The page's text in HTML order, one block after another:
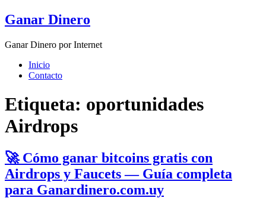
Skip
to
Ganar Dinero
Ganar Dinero por Internet
Inicio
Contacto
Etiqueta: oportunidades
Airdrops
🚀 Cómo ganar bitcoins gratis con
Airdrops y Faucets — Guía completa
para Ganardinero.com.uy